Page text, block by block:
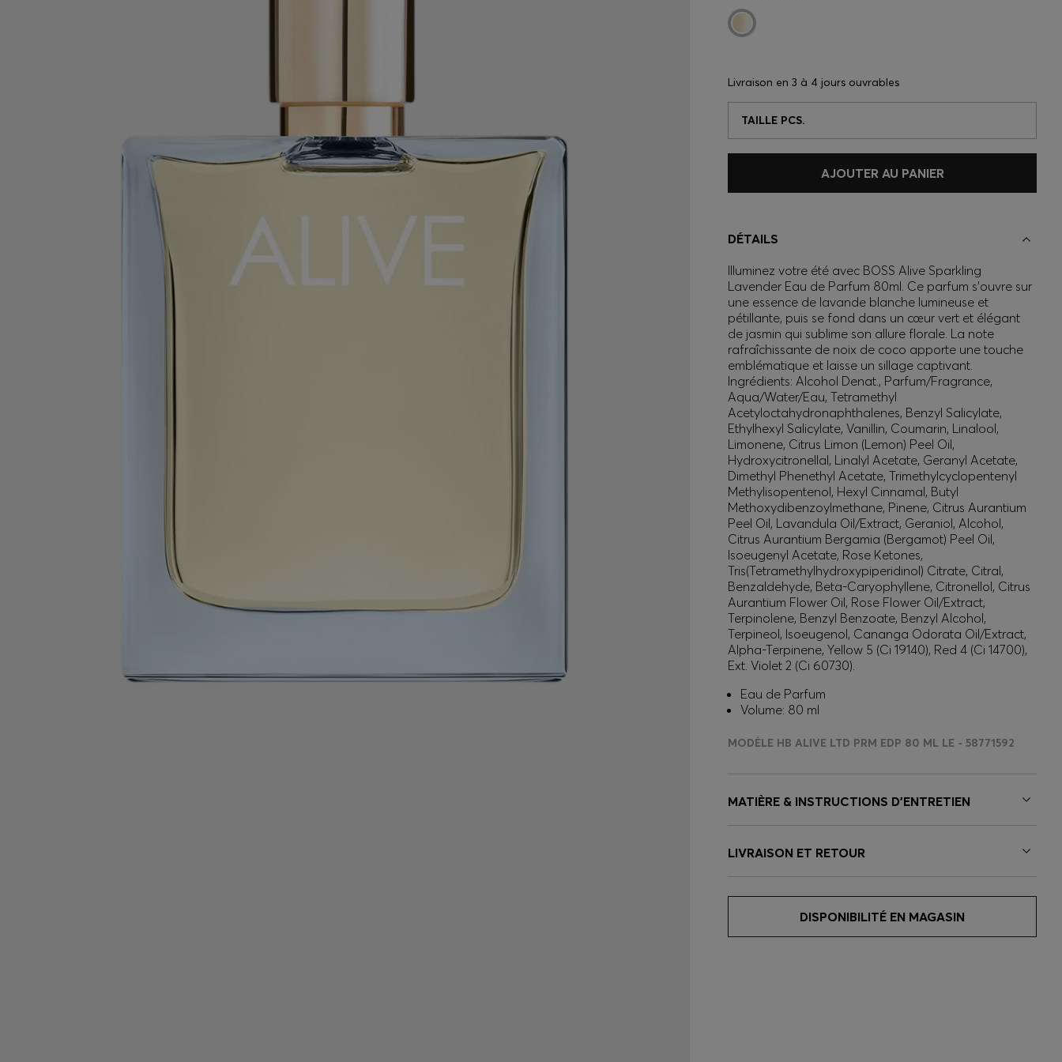
Livraison en 3 à 4 jours ouvrables
TAILLE PCS.
AJOUTER AU PANIER
DÉTAILS
Illuminez votre été avec BOSS Alive Sparkling
Lavender Eau de Parfum 80ml. Ce parfum s’ouvre sur
une essence de lavande blanche lumineuse et
pétillante, puis se fond dans un cœur vert et élégant
de jasmin qui sublime son allure florale. La note
rafraîchissante de noix de coco apporte une touche
emblématique et laisse un sillage captivant.
Ingrédients: Alcohol Denat., Parfum/Fragrance,
Aqua/Water/Eau, Tetramethyl
Acetyloctahydronaphthalenes, Benzyl Salicylate,
Ethylhexyl Salicylate, Vanillin, Coumarin, Linalool,
Limonene, Citrus Limon (Lemon) Peel Oil,
Hydroxycitronellal, Linalyl Acetate, Geranyl Acetate,
Dimethyl Phenethyl Acetate, Trimethylcyclopentenyl
Methylisopentenol, Hexyl Cinnamal, Butyl
Methoxydibenzoylmethane, Pinene, Citrus Aurantium
Peel Oil, Lavandula Oil/Extract, Geraniol, Alcohol,
Citrus Aurantium Bergamia (Bergamot) Peel Oil,
Isoeugenyl Acetate, Rose Ketones,
Tris(Tetramethylhydroxypiperidinol) Citrate, Citral,
Benzaldehyde, Beta-Caryophyllene, Citronellol, Citrus
Aurantium Flower Oil, Rose Flower Oil/Extract,
Terpinolene, Benzyl Benzoate, Benzyl Alcohol,
Terpineol, Isoeugenol, Cananga Odorata Oil/Extract,
Alpha-Terpinene, Yellow 5 (Ci 19140), Red 4 (Ci 14700),
Ext. Violet 2 (Ci 60730).
Eau de Parfum
Volume: 80 ml
MODÈLE HB ALIVE LTD PRM EDP 80 ML LE - 58771592
MATIÈRE & INSTRUCTIONS D’ENTRETIEN
LIVRAISON ET RETOUR
DISPONIBILITÉ EN MAGASIN